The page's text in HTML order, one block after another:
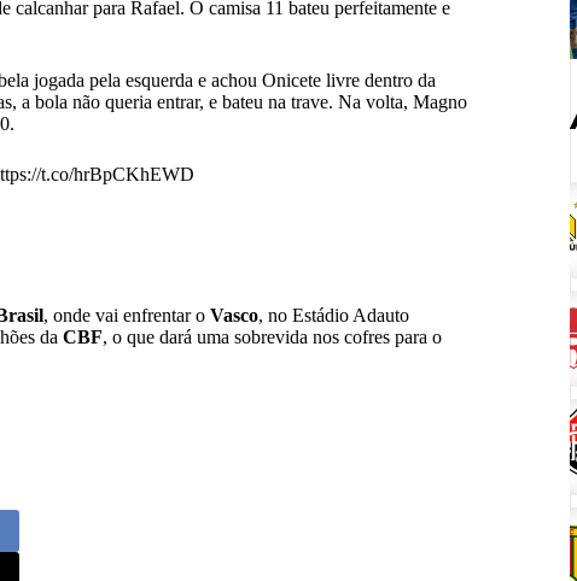
calcanhar para Rafael. O camisa 11 bateu perfeitamente e
jogada pela esquerda e achou Onicete livre dentro da
a bola não queria entrar, e bateu na trave. Na volta, Magno
t.co/hrBpCKhEWD
, onde vai enfrentar o Vasco, no Estádio Adauto
da CBF, o que dará uma sobrevida nos cofres para o